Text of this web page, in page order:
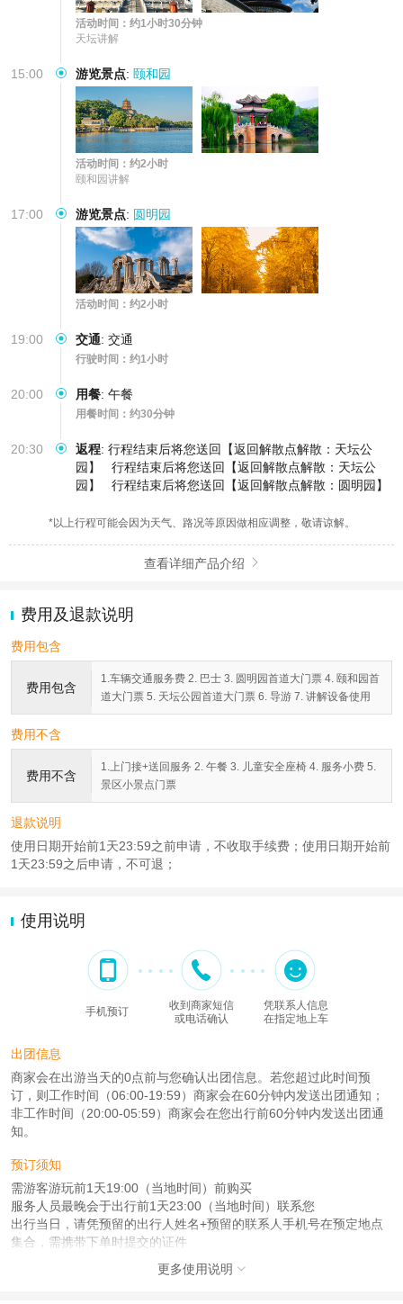
活动时间：约1小时30分钟
天坛讲解
15:00 游览景点: 颐和园
活动时间：约2小时
颐和园讲解
17:00 游览景点: 圆明园
活动时间：约2小时
19:00 交通: 交通
行驶时间：约1小时
20:00 用餐: 午餐
用餐时间：约30分钟
20:30 返程: 行程结束后将您送回【返回解散点解散：天坛公
园】
行程结束后将您送回【返回解散点解散：天坛公
园】
行程结束后将您送回【返回解散点解散：圆明园】
*以上行程可能会因为天气、路况等原因做相应调整，敬请谅解。
查看详细产品介绍 
费用及退款说明
费用包含
费用包含
1.车辆交通服务费 2. 巴士 3. 圆明园首道大门票 4. 颐和园首
道大门票 5. 天坛公园首道大门票 6. 导游 7. 讲解设备使用
费用不含
费用不含
1.上门接+送回服务 2. 午餐 3. 儿童安全座椅 4. 服务小费 5.
景区小景点门票
退款说明
使用日期开始前1天23:59之前申请，不收取手续费；使用日期开始前
1天23:59之后申请，不可退；
使用说明
手机预订
收到商家短信
或电话确认
凭联系人信息
在指定地上车
出团信息
商家会在出游当天的0点前与您确认出团信息。若您超过此时间预
订，则工作时间（06:00-19:59）商家会在60分钟内发送出团通知；
非工作时间（20:00-05:59）商家会在您出行前60分钟内发送出团通
知。
预订须知
需游客游玩前1天19:00（当地时间）前购买
服务人员最晚会于出行前1天23:00（当地时间）联系您
出行当日，请凭预留的出行人姓名+预留的联系人手机号在预定地点
集合，需携带下单时提交的证件
更多使用说明 